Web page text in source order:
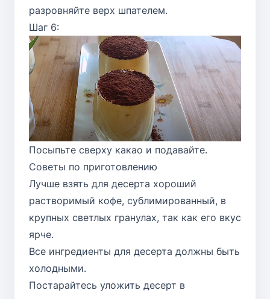
разровняйте верх шпателем.
Шаг 6:
Посыпьте сверху какао и подавайте.
Советы по приготовлению
Лучше взять для десерта хороший
растворимый кофе, сублимированный, в
крупных светлых гранулах, так как его вкус
ярче.
Все ингредиенты для десерта должны быть
холодными.
Постарайтесь уложить десерт в